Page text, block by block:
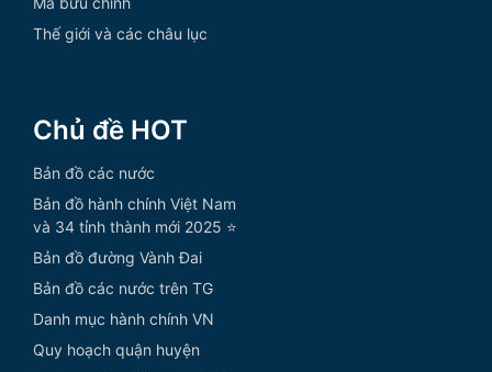
Thế giới và các châu lục
Chủ đề HOT
Bản đồ các nước
Bản đồ hành chính Việt Nam
và 34 tỉnh thành mới 2025 ⭐
Bản đồ đường Vành Đai
Bản đồ các nước trên TG
Danh mục hành chính VN
Quy hoạch quận huyện